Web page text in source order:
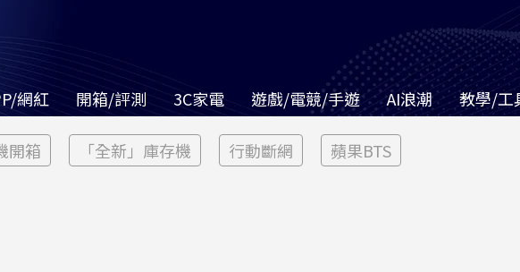
網紅 開箱/評測 3C家電 遊戲/電競/手遊 AI浪潮 教學/工
開箱 「全新」庫存機 行動斷網 蘋果BTS